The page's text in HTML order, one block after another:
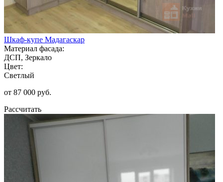
Шкаф-купе Мадагаскар
Материал фасада:
ДСП, Зеркало
Цвет:
Светлый
от 87 000 руб.
Рассчитать